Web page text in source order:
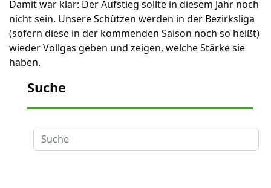
Damit war klar: Der Aufstieg sollte in diesem Jahr noch
nicht sein. Unsere Schützen werden in der Bezirksliga
(sofern diese in der kommenden Saison noch so heißt)
wieder Vollgas geben und zeigen, welche Stärke sie
haben.
Suche
Suche